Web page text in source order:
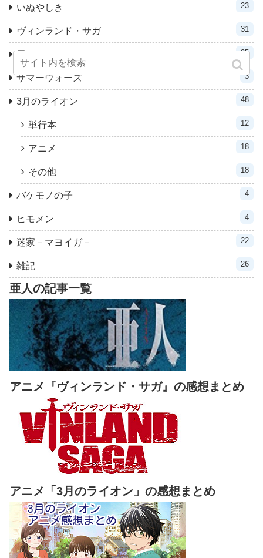
いぬやしき 23
ヴィンランド・サガ 31
累－かさね－ 25
サマーウォーズ 3
3月のライオン 48
単行本 12
アニメ 18
その他 18
バケモノの子 4
ヒモメン 4
迷家－マヨイガ－ 22
雑記 26
亜人の記事一覧
アニメ『ヴィンランド・サガ』の感想まとめ
アニメ「3月のライオン」の感想まとめ